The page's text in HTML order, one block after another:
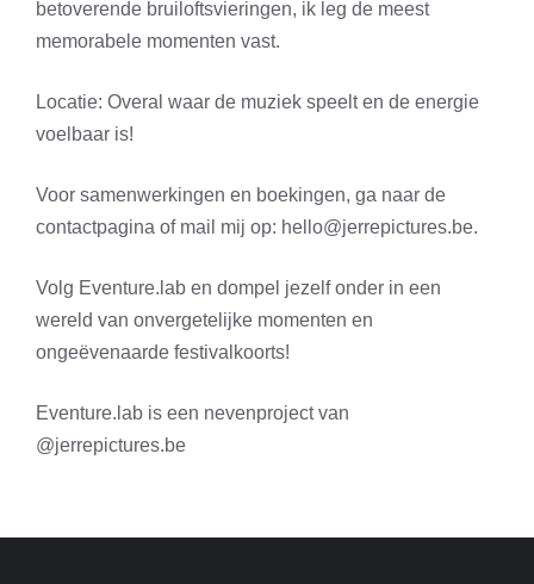
betoverende bruiloftsvieringen, ik leg de meest
memorabele momenten vast.
Locatie: Overal waar de muziek speelt en de energie
voelbaar is!
Voor samenwerkingen en boekingen, ga naar de
contactpagina of mail mij op: hello@jerrepictures.be.
Volg Eventure.lab en dompel jezelf onder in een
wereld van onvergetelijke momenten en
ongeëvenaarde festivalkoorts!
Eventure.lab is een nevenproject van
@jerrepictures.be